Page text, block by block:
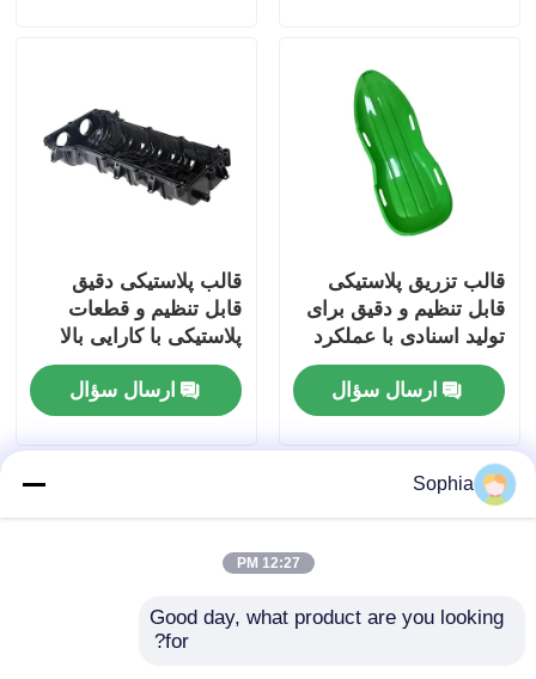
قالب تزریق پلاستیکی
قابل تنظیم و دقیق برای
تولید اسنادی با عملکرد
بالا
ارسال سؤال
قالب پلاستیکی دقیق
قابل تنظیم و قطعات
پلاستیکی با کارایی بالا
برای کاربردهای صنعتی
ارسال سؤال
Sophia
12:27 PM
Good day, what product are you looking
for?